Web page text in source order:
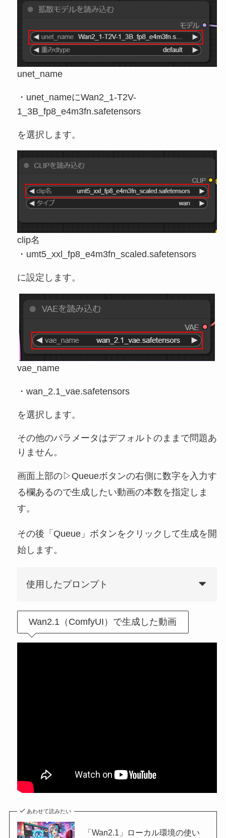
unet_name
・unet_nameにWan2_1-T2V-
1_3B_fp8_e4m3fn.safetensors
を選択します。
clip名
・umt5_xxl_fp8_e4m3fn_scaled.safetensors
に設定します。
vae_name
・wan_2.1_vae.safetensors
を選択します。
その他のパラメータはデフォルトのままで問題あ
りません。
画面上部の▷Queueボタンの右側に数字を入力す
る欄あるので生成したい動画の本数を指定しま
す。
その後「Queue」ボタンをクリックして生成を開
始します。
使用したプロンプト
Wan2.1（ComfyUI）で生成した動画
あわせて読みたい
「Wan2.1」ローカル環境の使い